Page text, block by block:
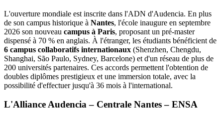
L'ouverture mondiale est inscrite dans l'ADN d'Audencia. En plus
de son campus historique à Nantes, l'école inaugure en septembre
2026 son nouveau campus à Paris, proposant un pré-master
dispensé à 70 % en anglais. À l'étranger, les étudiants bénéficient de
6 campus collaboratifs internationaux (Shenzhen, Chengdu,
Shanghai, São Paulo, Sydney, Barcelone) et d'un réseau de plus de
200 universités partenaires. Ces accords permettent l'obtention de
doubles diplômes prestigieux et une immersion totale, avec la
possibilité d'effectuer jusqu'à 36 mois à l'international.
L'Alliance Audencia – Centrale Nantes – ENSA